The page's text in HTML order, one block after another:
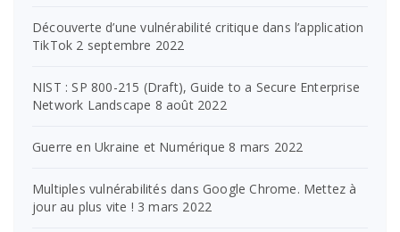
Découverte d’une vulnérabilité critique dans l’application
TikTok 2 septembre 2022
NIST : SP 800-215 (Draft), Guide to a Secure Enterprise
Network Landscape 8 août 2022
Guerre en Ukraine et Numérique 8 mars 2022
Multiples vulnérabilités dans Google Chrome. Mettez à
jour au plus vite ! 3 mars 2022